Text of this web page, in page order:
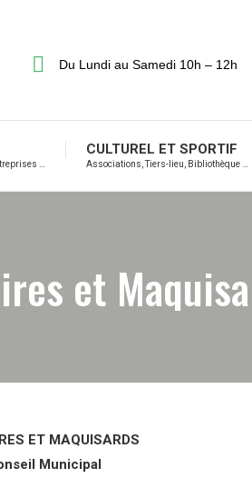
Du Lundi au Samedi 10h – 12h
…
CULTUREL ET SPORTIF
Associations, Tiers-lieu, Bibliothèque …
et
ET MAQUISARDS
Municipal